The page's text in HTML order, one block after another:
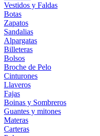
Vestidos y Faldas
Botas
Zapatos
Sandalias
Alpargatas
Billeteras
Bolsos
Broche de Pelo
Cinturones
Llaveros
Fajas
Boinas y Sombreros
Guantes y mitones
Materas
Carteras